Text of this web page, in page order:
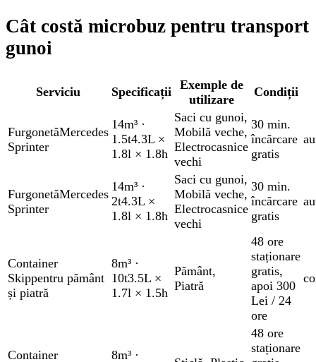
Cât costă microbuz pentru transport
gunoi
Serviciu Specificații
Exemple de
utilizare
Condiții
FurgonetăMercedes
Sprinter
14m³ ·
1.5t4.3L ×
1.8l × 1.8h
Saci cu gunoi,
Mobilă veche,
Electrocasnice
vechi
30 min.
încărcare
gratis
FurgonetăMercedes
Sprinter
14m³ ·
2t4.3L ×
1.8l × 1.8h
Saci cu gunoi,
Mobilă veche,
Electrocasnice
vechi
30 min.
încărcare
gratis
Container
Skippentru pământ
și piatră
8m³ ·
10t3.5L ×
1.7l × 1.5h
Pământ,
Piatră
48 ore
staționare
gratis,
apoi 300
Lei / 24
ore
Container
8m³ ·
48 ore
staționare